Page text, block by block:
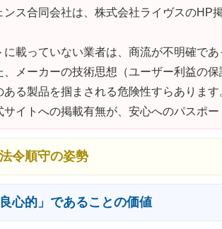
ンス合同会社は、株式会社ライヴスのHP
に載っていない業者は、商流が不明確で
、メーカーの技術思想（ユーザー利益の
る製品を掴まされる危険性すらあります
サイトへの掲載有無が、安心へのパスポー
令順守の姿勢
良心的」であることの価値